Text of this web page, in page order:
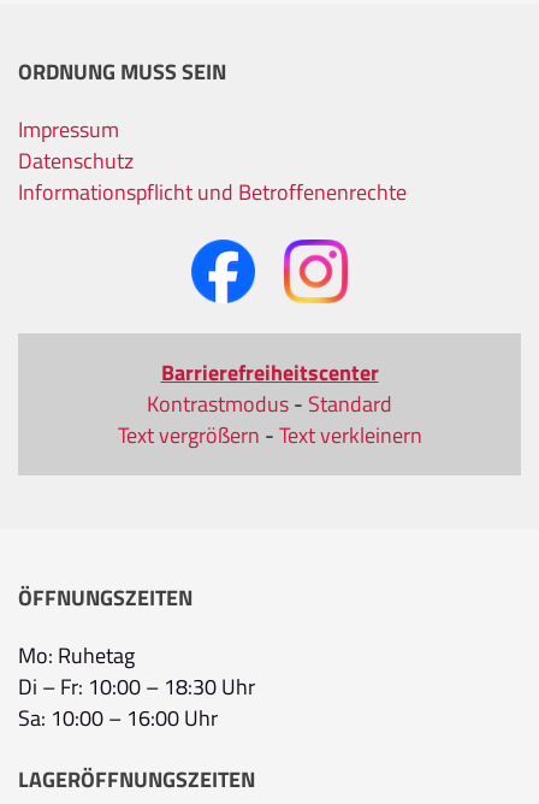
ORDNUNG MUSS SEIN
Impressum
Datenschutz
Informationspflicht und Betroffenenrechte
Barrierefreiheitscenter
Kontrastmodus- Standard
Text vergrößern -Text verkleinern
ÖFFNUNGSZEITEN
Mo: Ruhetag
Di – Fr: 10:00 – 18:30 Uhr
Sa: 10:00 – 16:00 Uhr
LAGERÖFFNUNGSZEITEN